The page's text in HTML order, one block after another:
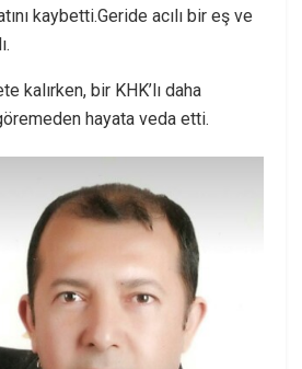
kaybetti.Geride acılı bir eş ve
kalırken, bir KHK’lı daha
hayata veda etti.